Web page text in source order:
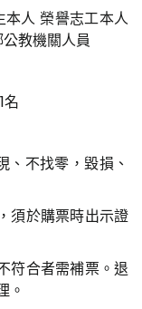
人 榮譽志工本人
教機關人員
名
、不找零，毀損、
須於購票時出示證
符合者需補票。退
。